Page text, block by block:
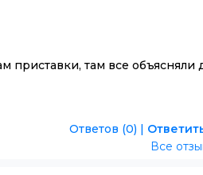
Все
приставки, там все объясняли
Ответов (0)